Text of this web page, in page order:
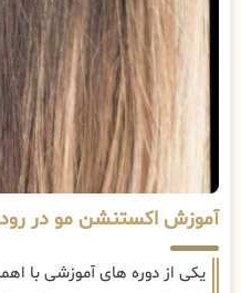
آموزش اکستنشن مو در
یکی از دوره های آموزشی با